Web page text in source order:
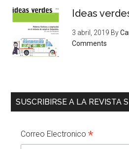
Ideas
3 abril, 2019 By
Comments
SUSCRIBIRSE A LA REVISTA
Correo Electronico*